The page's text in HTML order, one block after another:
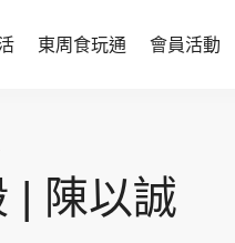
東周食玩通 會員活動
性
活| 陳以誠